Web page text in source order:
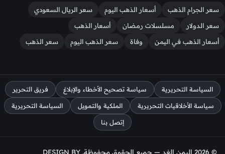
سعر الجرام الذهب أسعار الذهب اليوم
سعر الريال السعودي
سعر الدولار
مسلسلات رمضان
أسعار الذهب
أسعار الذهب في اليمن
وفاة سعر الذهب اليوم سعر الذهب
السياسة التحريرية سياسة تصحيح الأخطاء والإبلاغ فريق التحرير
سياسة الأخلاقيات التحريرية الملكية والتمويل السياسة التحريرية
إتصل بنا
© 2026 اليمن الغد — جميع الحقوق محفوظة. DESIGN BY